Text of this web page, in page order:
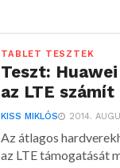
TABLET TESZTEK
Teszt:
az LTE számít
KISS MIKLÓS 2014.
Az átlagos
az LTE támogatását